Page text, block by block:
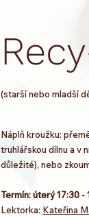
(starší nebo mladší
Náplň kroužku:
truhlářskou dílnu a v
důležité), nebo
Termín: úterý 17:30 -
Lektorka: Kateřina